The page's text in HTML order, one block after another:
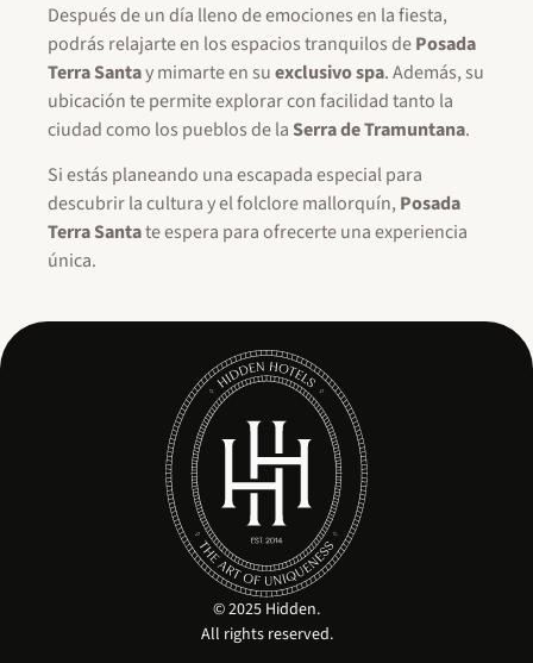
Después de un día lleno de emociones en la fiesta,
podrás relajarte en los espacios tranquilos dePosada
Terra Santay mimarte en suexclusivo spa. Además, su
ubicación te permite explorar con facilidad tanto la
ciudad como los pueblos de laSerra de Tramuntana.
Si estás planeando una escapada especial para
descubrir la cultura y el folclore mallorquín, Posada
Terra Santate espera para ofrecerte una experiencia
única.
© 2025 Hidden.
All rights reserved.